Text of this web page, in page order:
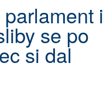
i
se po
si dal